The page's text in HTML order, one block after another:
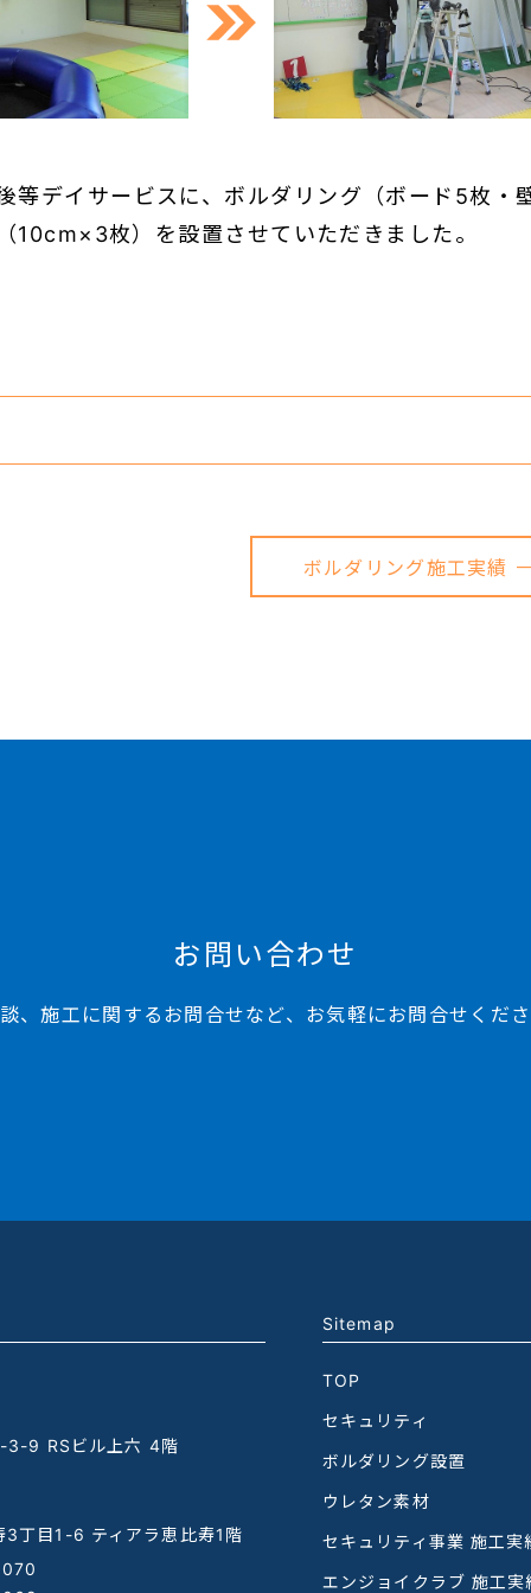
等デイサービスに、ボルダリング（ボード5枚・
10cm×3枚）を設置させていただきました。
ボルダリング施工実績
お問い合わせ
、施工に関するお問合せなど、お気軽にお問合せくださ
3-9 RSビル上六 4階
3丁目1-6 ティアラ恵比寿1階
Sitemap
TOP
セキュリティ
ボルダリング設置
ウレタン素材
セキュリティ事業 施工実
エンジョイクラブ 施工実